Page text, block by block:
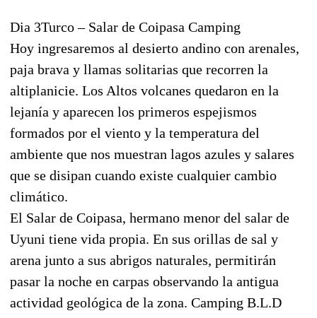
Dia 3Turco – Salar de Coipasa Camping
Hoy ingresaremos al desierto andino con arenales,
paja brava y llamas solitarias que recorren la
altiplanicie. Los Altos volcanes quedaron en la
lejanía y aparecen los primeros espejismos
formados por el viento y la temperatura del
ambiente que nos muestran lagos azules y salares
que se disipan cuando existe cualquier cambio
climático.
El Salar de Coipasa, hermano menor del salar de
Uyuni tiene vida propia. En sus orillas de sal y
arena junto a sus abrigos naturales, permitirán
pasar la noche en carpas observando la antigua
actividad geológica de la zona. Camping B.L.D